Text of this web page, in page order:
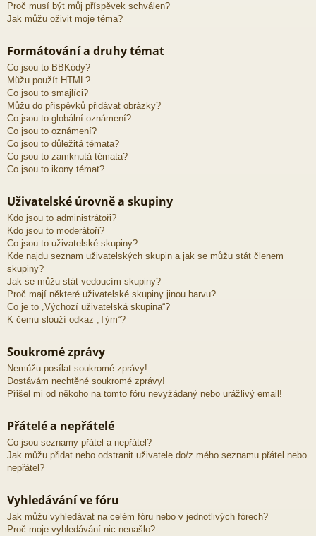
Proč musí být můj příspěvek schválen?
Jak můžu oživit moje téma?
Formátování a druhy témat
Co jsou to BBKódy?
Můžu použít HTML?
Co jsou to smajlíci?
Můžu do příspěvků přidávat obrázky?
Co jsou to globální oznámení?
Co jsou to oznámení?
Co jsou to důležitá témata?
Co jsou to zamknutá témata?
Co jsou to ikony témat?
Uživatelské úrovně a skupiny
Kdo jsou to administrátoři?
Kdo jsou to moderátoři?
Co jsou to uživatelské skupiny?
Kde najdu seznam uživatelských skupin a jak se můžu stát členem
skupiny?
Jak se můžu stát vedoucím skupiny?
Proč mají některé uživatelské skupiny jinou barvu?
Co je to „Výchozí uživatelská skupina“?
K čemu slouží odkaz „Tým“?
Soukromé zprávy
Nemůžu posílat soukromé zprávy!
Dostávám nechtěné soukromé zprávy!
Přišel mi od někoho na tomto fóru nevyžádaný nebo urážlivý email!
Přátelé a nepřátelé
Co jsou seznamy přátel a nepřátel?
Jak můžu přidat nebo odstranit uživatele do/z mého seznamu přátel nebo
nepřátel?
Vyhledávání ve fóru
Jak můžu vyhledávat na celém fóru nebo v jednotlivých fórech?
Proč moje vyhledávání nic nenašlo?